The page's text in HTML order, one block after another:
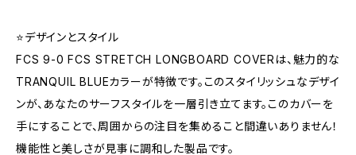
⭐️デザインとスタイル
FCS 9-0 FCS STRETCH LONGBOARD COVERは、魅力的な
TRANQUIL BLUEカラーが特徴です。このスタイリッシュなデザイ
ンが、あなたのサーフスタイルを一層引き立てます。このカバーを
手にすることで、周囲からの注目を集めること間違いありません！
機能性と美しさが見事に調和した製品です。